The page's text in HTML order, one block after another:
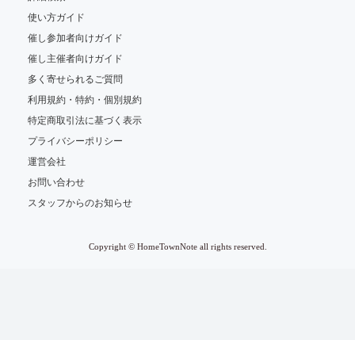
使い方ガイド
催し参加者向けガイド
催し主催者向けガイド
多く寄せられるご質問
利用規約・特約・個別規約
特定商取引法に基づく表示
プライバシーポリシー
運営会社
お問い合わせ
スタッフからのお知らせ
Copyright © HomeTownNote all rights reserved.